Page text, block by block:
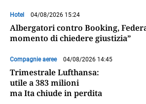
Hotel 04/08/2026 15:24
Albergatori contro Booking,
momento di chiedere giustizia”
Compagnie aeree 04/08/2026 14:45
Trimestrale Lufthansa:
utile a 383 milioni
ma Ita chiude in perdita